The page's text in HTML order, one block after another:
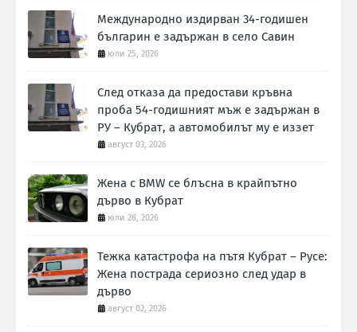
Международно издирван 34-годишен
българин е задържан в село Савин
юли 25, 2026
След отказа да предостави кръвна
проба 54-годишният мъж е задържан в
РУ – Кубрат, а автомобилът му е иззет
август 03, 2026
Жена с BMW се блъсна в крайпътно
дърво в Кубрат
юли 28, 2026
Тежка катастрофа на пътя Кубрат – Русе:
Жена пострада сериозно след удар в
дърво
август 02, 2026